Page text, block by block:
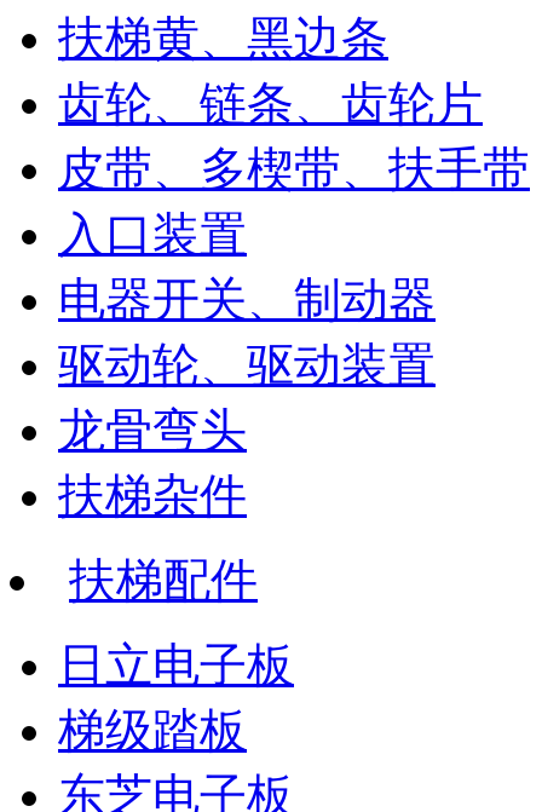
扶梯黄、黑边条
齿轮、链条、齿轮片
皮带、多楔带、扶手带
入口装置
电器开关、制动器
驱动轮、驱动装置
龙骨弯头
扶梯杂件
扶梯配件
日立电子板
梯级踏板
东芝电子板